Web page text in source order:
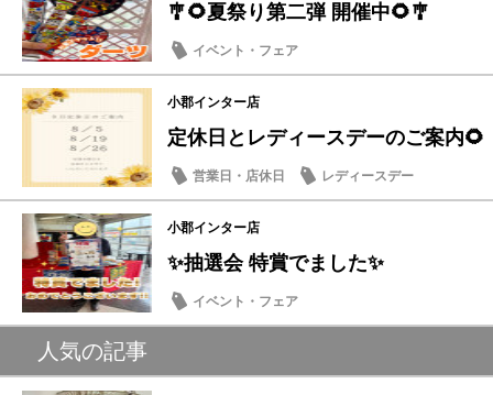
🎐🌻夏祭り第二弾 開催中🌻🎐
イベント・フェア
小郡インター店
定休日とレディースデーのご案内🌻
営業日・店休日 レディースデー
小郡インター店
✨抽選会 特賞でました✨
イベント・フェア
人気の記事